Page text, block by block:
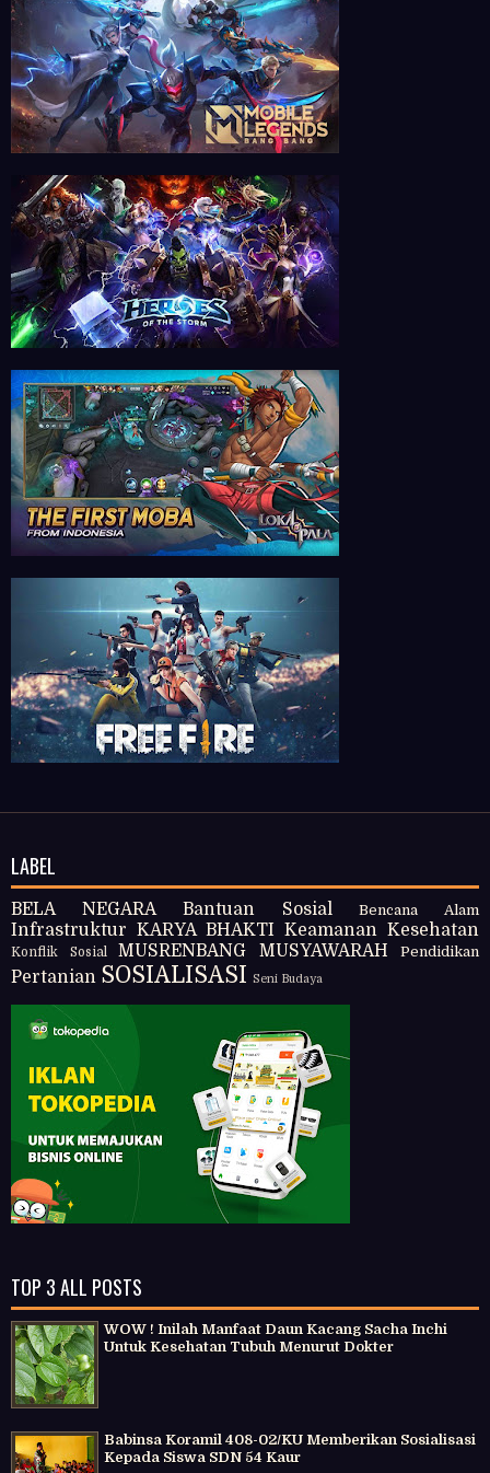
LABEL
BELA NEGARA Bantuan Sosial Bencana Alam
Infrastruktur KARYA BHAKTI Keamanan Kesehatan
Konflik Sosial MUSRENBANG MUSYAWARAH Pendidikan
Pertanian SOSIALISASI Seni Budaya
TOP 3 ALL POSTS
WOW ! Inilah Manfaat Daun Kacang Sacha Inchi
Untuk Kesehatan Tubuh Menurut Dokter
Babinsa Koramil 408-02/KU Memberikan Sosialisasi
Kepada Siswa SDN 54 Kaur